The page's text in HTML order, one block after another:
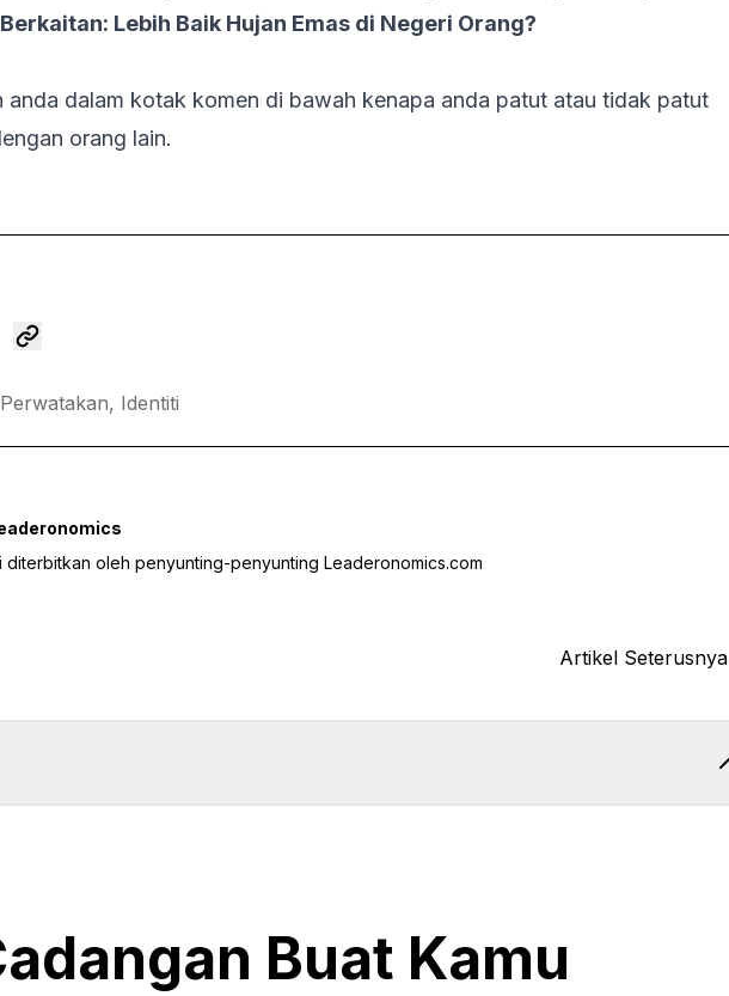
Berkaitan: Lebih Baik Hujan Emas di Negeri Orang?
anda dalam kotak komen di bawah kenapa anda patut atau tidak patut
orang lain.
Perwatakan, Identiti
diterbitkan oleh penyunting-penyunting Leaderonomics.com
Artikel Seterusnya
Buat Kamu